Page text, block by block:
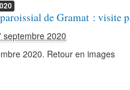
de Gramat : visite
septembre 2020
2020. Retour en images